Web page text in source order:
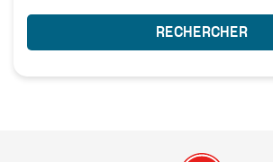
RECHERCHER